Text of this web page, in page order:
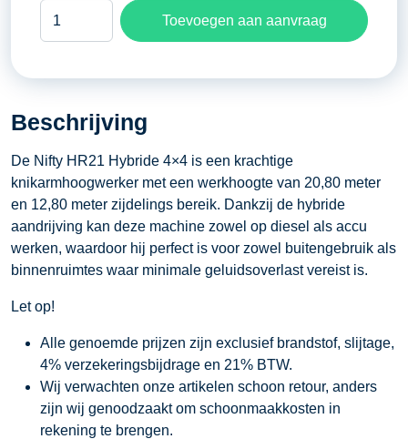
Kniktelescoophoogwerker
aantal
Toevoegen aan aanvraag
Beschrijving
De Nifty HR21 Hybride 4×4 is een krachtige
knikarmhoogwerker met een werkhoogte van 20,80 meter
en 12,80 meter zijdelings bereik. Dankzij de hybride
aandrijving kan deze machine zowel op diesel als accu
werken, waardoor hij perfect is voor zowel buitengebruik als
binnenruimtes waar minimale geluidsoverlast vereist is.
Let op!
Alle genoemde prijzen zijn exclusief brandstof, slijtage,
4% verzekeringsbijdrage en 21% BTW.
Wij verwachten onze artikelen schoon retour, anders
zijn wij genoodzaakt om schoonmaakkosten in
rekening te brengen.